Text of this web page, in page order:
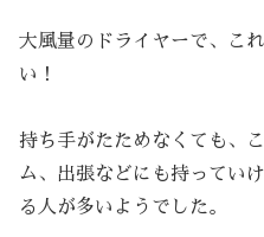
大風量のドライヤーで、こ
い！
持ち手がたためなくても、
ム、出張などにも持ってい
る人が多いようでした。